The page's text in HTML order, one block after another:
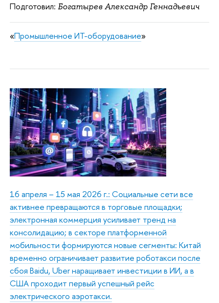
Подготовил: Богатырев Александр Геннадьевич
«Промышленное ИТ-оборудование»
16 апреля – 15 мая 2026 г.: Социальные сети все
активнее превращаются в торговые площадки;
электронная коммерция усиливает тренд на
консолидацию; в секторе платформенной
мобильности формируются новые сегменты: Китай
временно ограничивает развитие роботакси после
сбоя Baidu, Uber наращивает инвестиции в ИИ, а в
США проходит первый успешный рейс
электрического аэротакси.